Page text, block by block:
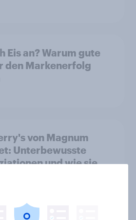
Eis an? Warum gute
den Markenerfolg
von Magnum
Unterbewusste
und wie sie